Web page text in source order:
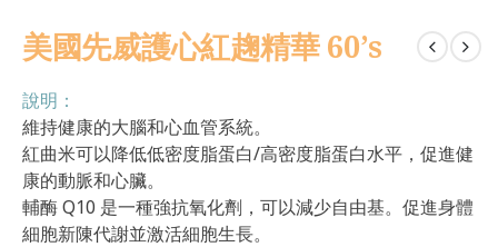
美國先威護心紅趜精華 60’s
說明：
維持健康的大腦和心血管系統。
紅曲米可以降低低密度脂蛋白/高密度脂蛋白水平，促進健
康的動脈和心臟。
輔酶 Q10 是一種強抗氧化劑，可以減少自由基。促進身體
細胞新陳代謝並激活細胞生長。